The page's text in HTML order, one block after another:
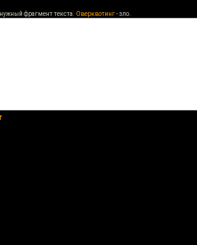
фрагмент текста. Оверквотинг- зло.